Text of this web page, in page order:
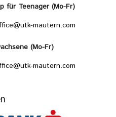
für Teenager (Mo-Fr)
mautern.com
(Mo-Fr)
mautern.com